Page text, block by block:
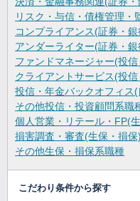
リスク・与信・債権管理・
コンプライアンス(証券・銀
アンダーライター(証券・銀
ファンドマネージャー(投
クライアントサービス(投
投信・年金バックオフィス
その他投信・投資顧問系職
個人営業・リテール・FP(
損害調査・審査(生保・損保)
その他生保・損保系職種
こだわり条件から探す